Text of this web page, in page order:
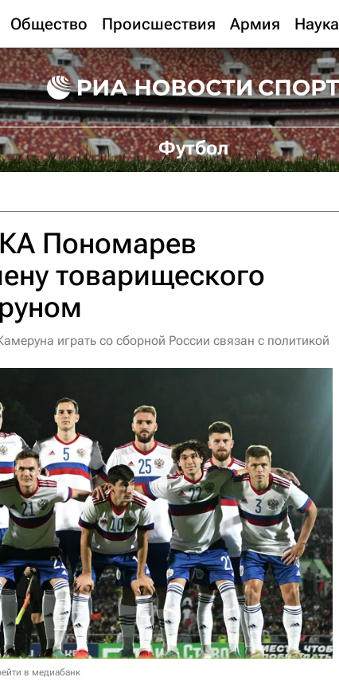
Общество Происшествия Армия Наука
Футбол
Пономарев
товарищеского
играть со сборной России связан с политикой
в медиабанк